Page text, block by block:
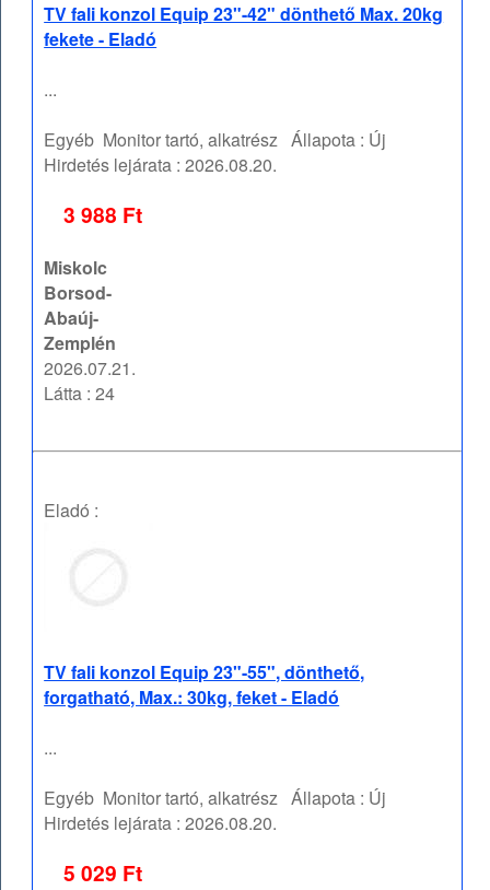
TV fali konzol Equip 23"-42" dönthető Max. 20kg
fekete - Eladó
...
Egyéb Monitor tartó, alkatrész Állapota : Új
Hirdetés lejárata :2026.08.20.
3 988 Ft
Miskolc
Borsod-
Abaúj-
Zemplén
2026.07.21.
Látta : 24
Eladó :
TV fali konzol Equip 23"-55", dönthető,
forgatható, Max.: 30kg, feket - Eladó
...
Egyéb Monitor tartó, alkatrész Állapota : Új
Hirdetés lejárata :2026.08.20.
5 029 Ft